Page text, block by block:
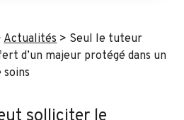
Actualités> Seul le tuteur
d’un majeur protégé dans un